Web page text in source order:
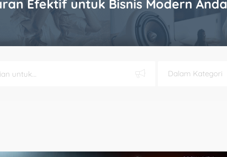
Efektif untuk Bisnis Modern Anda